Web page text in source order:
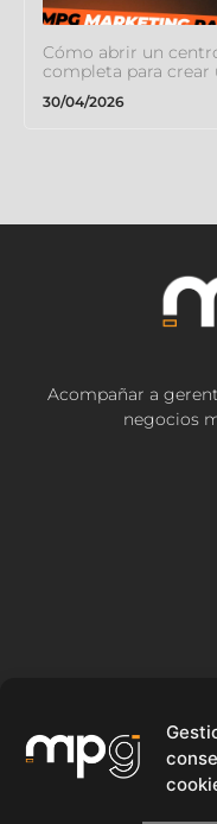
Cómo abrir un
completa para
30/04/2026
Acompañar a
negocios